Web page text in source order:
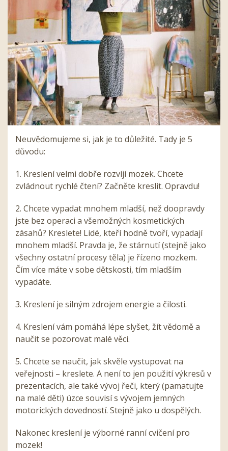
Neuvědomujeme si, jak je to důležité. Tady je 5
důvodu:
1. Kreslení velmi dobře rozvíjí mozek. Chcete
zvládnout rychlé čtení? Začněte kreslit. Opravdu!
2. Chcete vypadat mnohem mladší, než doopravdy
jste bez operaci a všemožných kosmetických
zásahů? Kreslete! Lidé, kteří hodně tvoří, vypadají
mnohem mladší. Pravda je, že stárnutí (stejně jako
všechny ostatní procesy těla) je řízeno mozkem.
Čím více máte v sobe dětskosti, tím mladším
vypadáte.
3. Kreslení je silným zdrojem energie a čilosti.
4. Kreslení vám pomáhá lépe slyšet, žít vědomě a
naučit se pozorovat malé věci.
5. Chcete se naučit, jak skvěle vystupovat na
veřejnosti – kreslete. A není to jen použití výkresů v
prezentacích, ale také vývoj řeči, který (pamatujte
na malé děti) úzce souvisí s vývojem jemných
motorických dovedností. Stejně jako u dospělých.
Nakonec kreslení je výborné ranní cvičení pro
mozek!